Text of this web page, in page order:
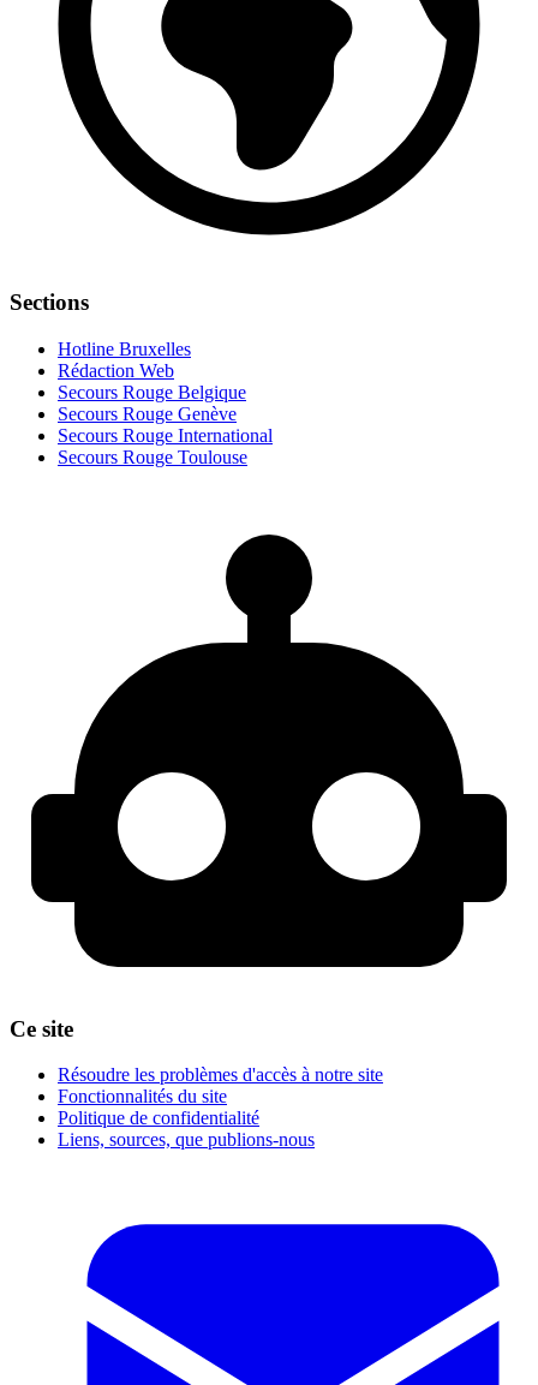
Sections
Hotline Bruxelles
Rédaction Web
Secours Rouge Belgique
Secours Rouge Genève
Secours Rouge International
Secours Rouge Toulouse
Ce site
Résoudre les problèmes d'accès à notre site
Fonctionnalités du site
Politique de confidentialité
Liens, sources, que publions-nous